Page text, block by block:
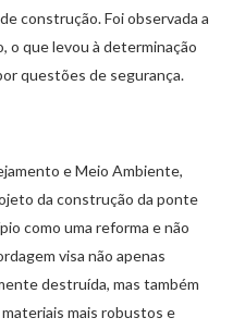
construção. Foi observada a
o que levou à determinação
questões de segurança.
e Meio Ambiente,
da construção da ponte
como uma reforma e não
visa não apenas
destruída, mas também
mais robustos e